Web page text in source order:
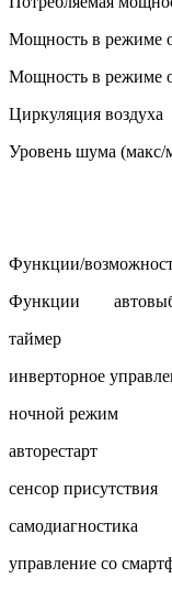
Мощность в режиме
Мощность в режиме
Циркуляция воздуха
Уровень шума (макс/
Функции/
Функции
таймер
инверторное
ночной режим
авторестарт
сенсор присутствия
самодиагностика
управление со